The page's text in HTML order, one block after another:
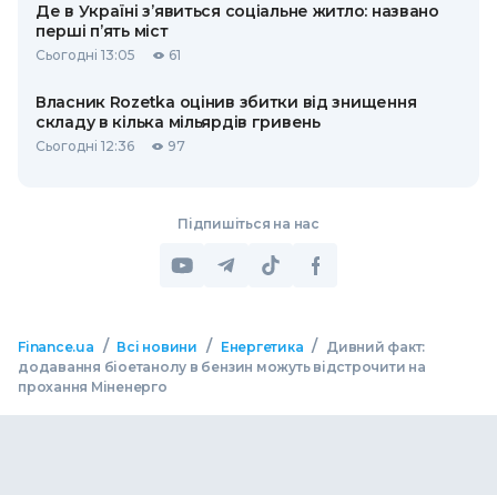
Де в Україні з’явиться соціальне житло: названо
перші п’ять міст
Сьогодні 13:05 61
Власник Rozetka оцінив збитки від знищення
складу в кілька мільярдів гривень
Сьогодні 12:36 97
Підпишіться на нас
Finance.ua / Всі новини / Енергетика / Дивний факт:
додавання біоетанолу в бензин можуть відстрочити на
прохання Міненерго